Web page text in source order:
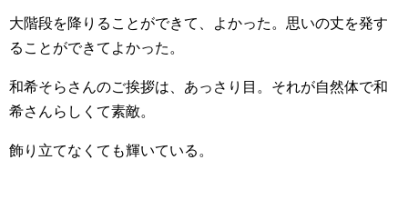
大階段を降りることができて、よかった。思いの丈を発す
ることができてよかった。
和希そらさんのご挨拶は、あっさり目。それが自然体で和
希さんらしくて素敵。
飾り立てなくても輝いている。